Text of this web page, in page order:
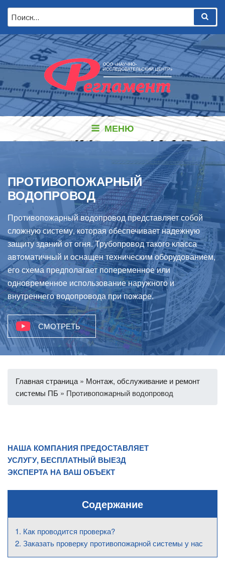
Перейти
содержимому
Искать:
МЕНЮ
ПРОТИВОПОЖАРНЫЙ
ВОДОПРОВОД
Противопожарный водопровод представляет собой
сложную систему, которая обеспечивает надежную
защиту зданий от огня. Трубопровод такого класса
автоматичный и оснащен техническим оборудованием,
его схема предполагает попеременное или
одновременное использование наружного и
внутреннего водопровода при пожаре.
СМОТРЕТЬ
Главная страница » Монтаж, обслуживание и ремонт
системы ПБ » Противопожарный водопровод
НАША КОМПАНИЯ ПРЕДОСТАВЛЯЕТ
УСЛУГУ, БЕСПЛАТНЫЙ ВЫЕЗД
ЭКСПЕРТА НА ВАШ ОБЪЕКТ
Содержание
Как проводится проверка?
Заказать проверку противопожарной системы у нас